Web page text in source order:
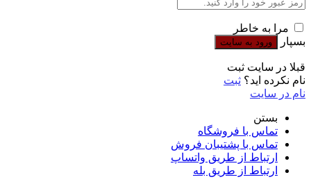
مرا به خاطر
بسپار
قبلا در سایت ثبت
نام نکرده اید؟ ثبت
نام در سایت
بستن
تماس با فروشگاه
تماس با پشتیبان فروش
ارتباط از طریق واتساپ
ارتباط از طریق بله